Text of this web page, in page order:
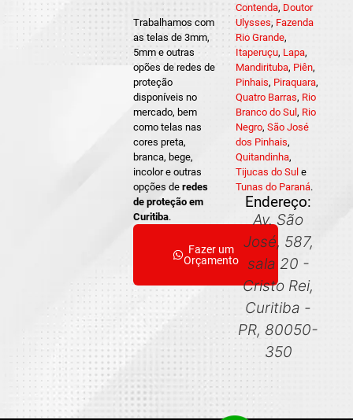
Trabalhamos com
as telas de 3mm,
5mm e outras
opões de redes de
proteção
disponíveis no
mercado, bem
como telas nas
cores preta,
branca, bege,
incolor e outras
opções deredes
de proteção em
Curitiba.
Fazer um
Orçamento
Contenda, Doutor
Ulysses, Fazenda
Rio Grande,
Itaperuçu, Lapa,
Mandirituba, Piên,
Pinhais, Piraquara,
Quatro Barras, Rio
Branco do Sul , Rio
Negro, São José
dos Pinhais,
Quitandinha,
Tijucas do Sul e
Tunas do Paraná.
Endereço:
Av. São
José, 587,
sala 20 -
Cristo Rei,
Curitiba -
PR, 80050-
350